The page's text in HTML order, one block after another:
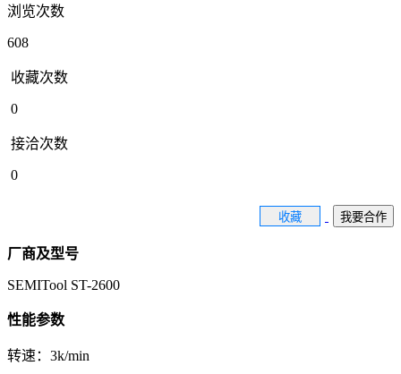
浏览次数
608
收藏次数
0
接洽次数
0
收藏 我要合作
厂商及型号
SEMITool ST-2600
性能参数
转速：3k/min